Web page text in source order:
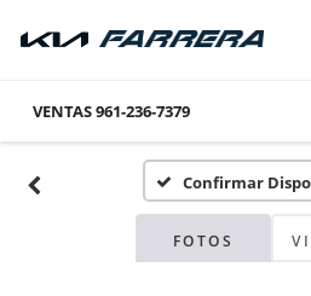
VENTAS961-236-7379
Confirmar
FOTOS
Por favor,